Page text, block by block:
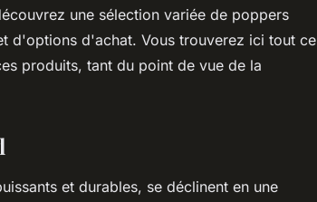
une sélection variée de poppers
d'options d'achat. Vous trouverez ici tout ce
produits, tant du point de vue de la
et durables, se déclinent en une